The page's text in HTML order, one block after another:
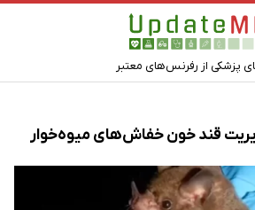
پزشکی از رفرنس‌های معتبر
قند خون خفاش‌های میوه‌خوار